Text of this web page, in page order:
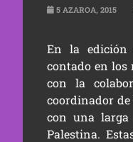
5 AZAROA, 2015
En la edición
contado en los
con la
coordinador
con una larga
Palestina.